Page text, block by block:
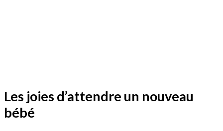
Les joies d’attendre un nouveau
bébé